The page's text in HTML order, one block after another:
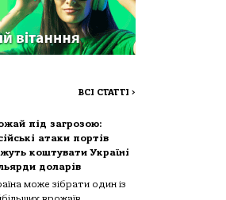
ВСІ СТАТТІ >
під загрозою:
атаки портів
коштувати Україні
доларів
може зібрати один із